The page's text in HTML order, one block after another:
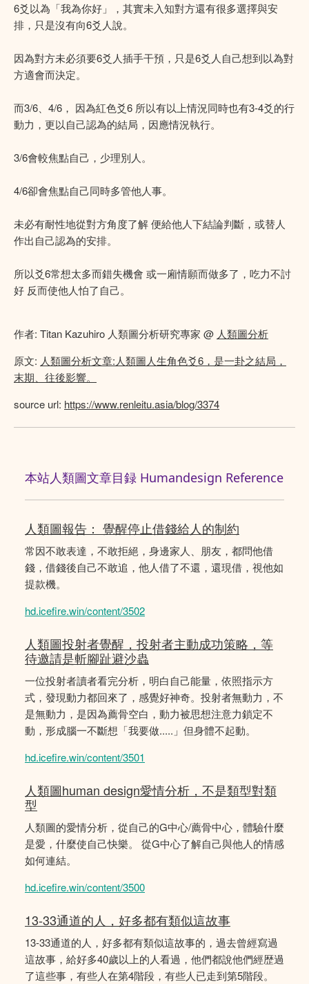
6爻以為「我為你好」，其實未入知對方還有很多選擇與安
排，只是沒有向6爻人說。
因為對方未必須要6爻人插手干預，只是6爻人自己想到以為對
方適會而決定。
而3/6、4/6， 因為紅色爻6 所以有以上情況同時也有3-4爻的行
動力，更以自己認為的結局，因應情況執行。
3/6會較焦點自己，少理別人。
4/6卻會焦點自己同時多管他人事。
未必有耐性地從對方角度了解 便給他人下結論判斷，或替人
作出自己認為的安排。
所以爻6常想太多而錯失機會 或一廂情願而做多了，吃力不討
好 反而使他人怕了自己。
作者: Titan Kazuhiro 人類圖分析研究專家 @ 人類圖分析
原文: 人類圖分析文章:人類圖人生角色爻6，是一卦之結局，
末期、往後影響。
source url: https://www.renleitu.asia/blog/3374
本站人類圖文章目録 Humandesign Reference
人類圖報告： 覺醒停止借錢給人的制約
常因不敢表達，不敢拒絕，身邊家人、朋友，都問他借
錢，借錢後自己不敢追，他人借了不還，還現借，視他如
提款機。
hd.icefire.win/content/3502
人類圖投射者覺醒，投射者主動成功策略，等
待邀請是斬腳趾避沙蟲
一位投射者讀者看完分析，明白自己能量，依照指示方
式，發現動力都回來了，感覺好神奇。投射者無動力，不
是無動力，是因為薦骨空白，動力被思想注意力鎖定不
動，形成腦一不斷想「我要做.....」但身體不起動。
hd.icefire.win/content/3501
人類圖human design愛情分析，不是類型對類
型
人類圖的愛情分析，從自己的G中心/薦骨中心，體驗什麼
是愛，什麼使自己快樂。 從G中心了解自己與他人的情感
如何連結。
hd.icefire.win/content/3500
13-33通道的人，好多都有類似這故事
13-33通道的人，好多都有類似這故事的，過去曾經寫過
這故事，給好多40歲以上的人看過，他們都說他們經歴過
了這些事，有些人在第4階段，有些人已走到第5階段。